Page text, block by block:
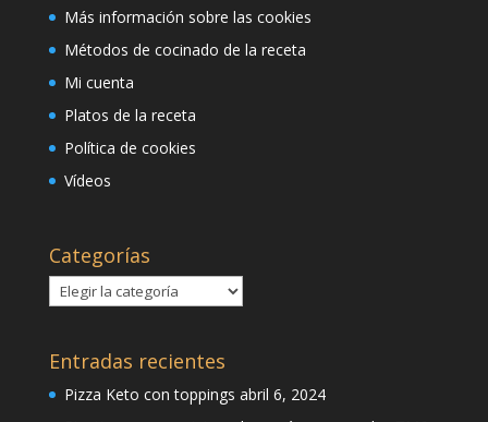
Más información sobre las cookies
Métodos de cocinado de la receta
Mi cuenta
Platos de la receta
Política de cookies
Vídeos
Categorías
Categorías
Entradas recientes
Pizza Keto con toppings abril 6, 2024